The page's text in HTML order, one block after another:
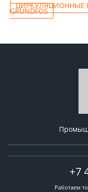
GRUNDFOS
+7
Работаем